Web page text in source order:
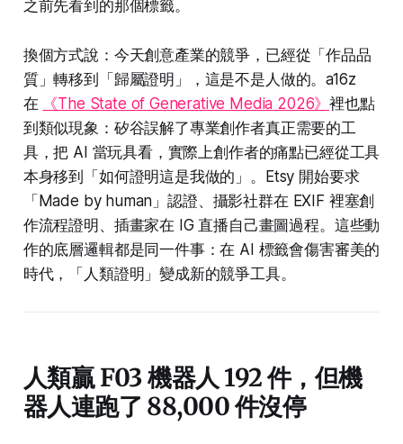
之前先看到的那個標籤。
換個方式說：今天創意產業的競爭，已經從「作品品
質」轉移到「歸屬證明」，這是不是人做的。a16z
在
《The State of Generative Media 2026》裡也點
到類似現象：矽谷誤解了專業創作者真正需要的工
具，把 AI 當玩具看，實際上創作者的痛點已經從工具
本身移到「如何證明這是我做的」。Etsy 開始要求
「Made by human」認證、攝影社群在 EXIF 裡塞創
作流程證明、插畫家在 IG 直播自己畫圖過程。這些動
作的底層邏輯都是同一件事：在 AI 標籤會傷害審美的
時代，「人類證明」變成新的競爭工具。
人類贏 F03 機器人 192 件，但機
器人連跑了 88,000 件沒停